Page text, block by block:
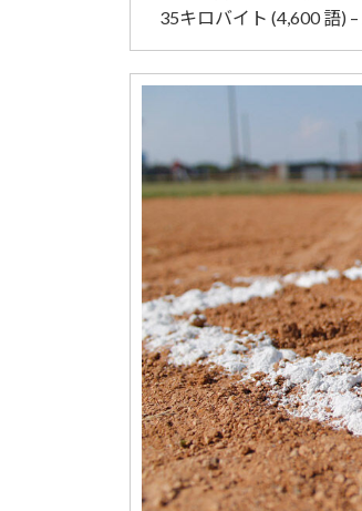
35キロバイト (4,600 語)